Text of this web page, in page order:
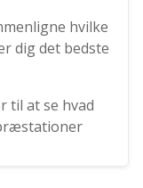
hvilke
dig det bedste
til at se hvad